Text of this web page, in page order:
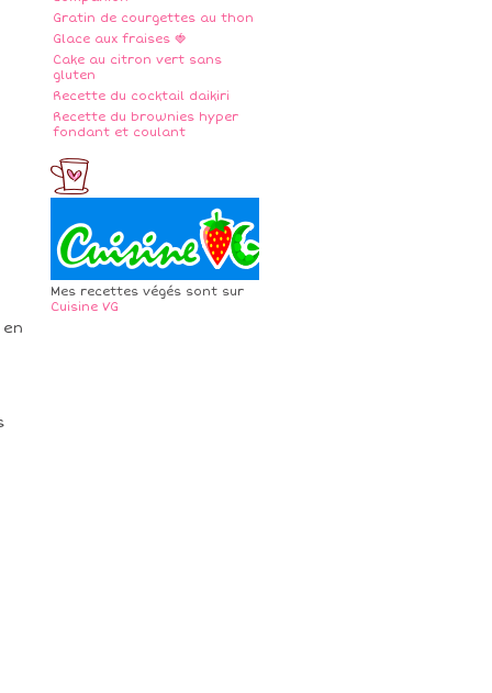
Gratin de courgettes au thon
Glace aux fraises 🍓
Cake au citron vert sans
gluten
Recette du cocktail daikiri
Recette du brownies hyper
fondant et coulant
Mes recettes végés sont sur
Cuisine VG